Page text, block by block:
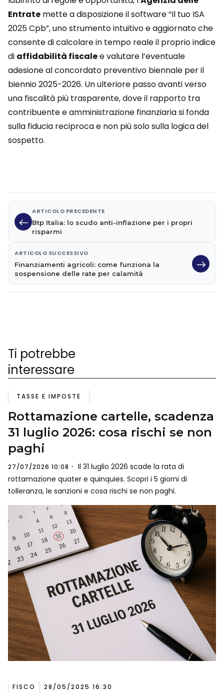
Entrate mette a disposizione il software “Il tuo ISA
2025 Cpb”, uno strumento intuitivo e aggiornato che
consente di calcolare in tempo reale il proprio indice
di affidabilità fiscalee valutare l’eventuale
adesione al concordato preventivo biennale per il
biennio 2025-2026. Un ulteriore passo avanti verso
una fiscalità più trasparente, dove il rapporto tra
contribuente e amministrazione finanziaria si fonda
sulla fiducia reciproca e non più solo sulla logica del
sospetto.
ARTICOLO PRECEDENTE
Btp Italia: lo scudo anti-inflazione per i propri
risparmi
ARTICOLO SUCCESSIVO
Finanziamenti agricoli: come funziona la
sospensione delle rate per calamità
Ti potrebbe
interessare
TASSE E IMPOSTE
Rottamazione cartelle, scadenza
31 luglio 2026: cosa rischi se non
paghi
27/07/2026 10:08
Il 31 luglio 2026 scade la rata di
rottamazione quater e quinquies. Scopri i 5 giorni di
tolleranza, le sanzioni e cosa rischi se non paghi.
FISCO 28/05/2025 16:30